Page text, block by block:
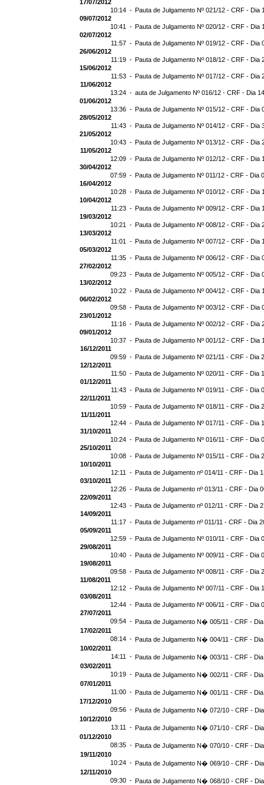
17/07/2012
10:14 - Pauta de Julgamento Nº 021/12 - CRF - Dia
09/07/2012
10:41 - Pauta de Julgamento Nº 020/12 - CRF - Dia
02/07/2012
11:57 - Pauta de Julgamento Nº 019/12 - CRF - Dia
26/06/2012
11:19 - Pauta de Julgamento Nº 018/12 - CRF - Dia
15/06/2012
11:53 - Pauta de Julgamento Nº 017/12 - CRF - Dia
11/06/2012
13:24 - auta de Julgamento Nº 016/12 - CRF - Dia
01/06/2012
13:36 - Pauta de Julgamento Nº 015/12 - CRF - Dia
28/05/2012
11:43 - Pauta de Julgamento Nº 014/12 - CRF - Dia
21/05/2012
10:43 - Pauta de Julgamento Nº 013/12 - CRF - Dia
11/05/2012
12:09 - Pauta de Julgamento Nº 012/12 - CRF - Dia
30/04/2012
07:59 - Pauta de Julgamento Nº 011/12 - CRF - Dia
16/04/2012
10:28 - Pauta de Julgamento Nº 010/12 - CRF - Dia
10/04/2012
11:23 - Pauta de Julgamento Nº 009/12 - CRF - Dia
19/03/2012
10:21 - Pauta de Julgamento Nº 008/12 - CRF - Dia
13/03/2012
11:01 - Pauta de Julgamento Nº 007/12 - CRF - Dia
05/03/2012
11:35 - Pauta de Julgamento Nº 006/12 - CRF - Dia
27/02/2012
09:23 - Pauta de Julgamento Nº 005/12 - CRF - Dia
13/02/2012
10:22 - Pauta de Julgamento Nº 004/12 - CRF - Dia
06/02/2012
09:58 - Pauta de Julgamento Nº 003/12 - CRF - Dia
23/01/2012
11:16 - Pauta de Julgamento Nº 002/12 - CRF - Dia
09/01/2012
10:37 - Pauta de Julgamento Nº 001/12 - CRF - Dia
16/12/2011
09:59 - Pauta de Julgamento Nº 021/11 - CRF - Dia
12/12/2011
11:50 - Pauta de Julgamento Nº 020/11 - CRF - Dia
01/12/2011
11:43 - Pauta de Julgamento Nº 019/11 - CRF - Dia
22/11/2011
10:59 - Pauta de Julgamento Nº 018/11 - CRF - Dia
11/11/2011
12:44 - Pauta de Julgamento Nº 017/11 - CRF - Dia
31/10/2011
10:24 - Pauta de Julgamento Nº 016/11 - CRF - Dia
25/10/2011
10:08 - Pauta de Julgamento Nº 015/11 - CRF - Dia
10/10/2011
12:11 - Pauta de Julgamento nº 014/11 - CRF - Dia
03/10/2011
12:26 - Pauta de Julgamento nº 013/11 - CRF - Dia
22/09/2011
12:43 - Pauta de Julgamento nº 012/11 - CRF - Dia
14/09/2011
11:17 - Pauta de Julgamento nº 011/11 - CRF - Dia
05/09/2011
12:59 - Pauta de Julgamento Nº 010/11 - CRF - Dia
29/08/2011
10:40 - Pauta de Julgamento Nº 009/11 - CRF - Dia
19/08/2011
09:58 - Pauta de Julgamento Nº 008/11 - CRF - Dia
11/08/2011
12:12 - Pauta de Julgamento Nº 007/11 - CRF - Dia
03/08/2011
12:44 - Pauta de Julgamento Nº 006/11 - CRF - Dia
27/07/2011
09:54 - Pauta de Julgamento N� 005/11 - CRF - Dia
17/02/2011
08:14 - Pauta de Julgamento N� 004/11 - CRF - Dia
10/02/2011
14:11 - Pauta de Julgamento N� 003/11 - CRF - Dia
03/02/2011
10:19 - Pauta de Julgamento N� 002/11 - CRF - Dia
07/01/2011
11:00 - Pauta de Julgamento N� 001/11 - CRF - Dia
17/12/2010
09:56 - Pauta de Julgamento N� 072/10 - CRF -
10/12/2010
13:11 - Pauta de Julgamento N� 071/10 - CRF -
01/12/2010
08:35 - Pauta de Julgamento N� 070/10 - CRF -
19/11/2010
10:24 - Pauta de Julgamento N� 069/10 - CRF -
12/11/2010
09:30 - Pauta de Julgamento N� 068/10 - CRF -